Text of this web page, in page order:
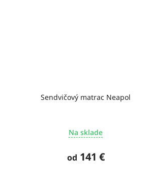
Sendvičový matrac Neapol
Na sklade
od 141 €